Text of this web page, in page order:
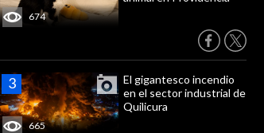
674
665
El gigantesco incendio
en el sector industrial de
Quilicura